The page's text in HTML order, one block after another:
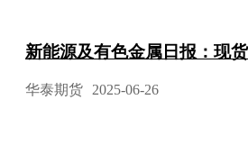
新能源及有色金属日报：现
华泰期货 2025-06-26